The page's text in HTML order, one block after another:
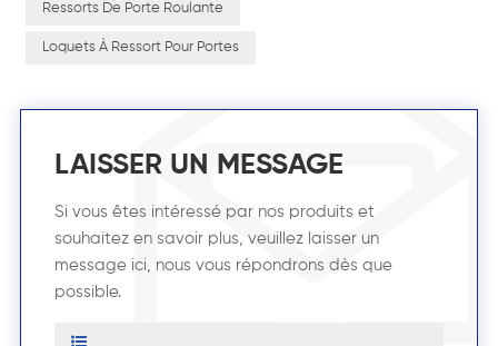
Ressorts De Porte Roulante
Loquets À Ressort Pour Portes
LAISSER UN MESSAGE
Si vous êtes intéressé par nos produits et
souhaitez en savoir plus, veuillez laisser un
message ici, nous vous répondrons dès que
possible.